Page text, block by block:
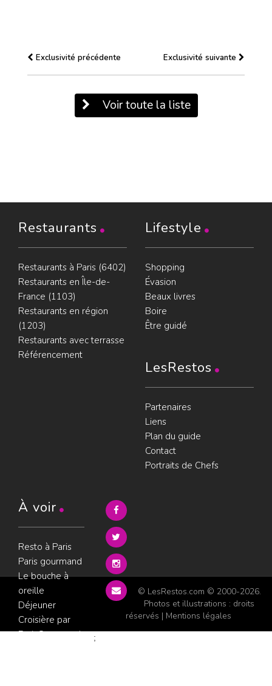
Exclusivité précédente Exclusivité suivante
Voir toute la liste
Restaurants
Restaurants à Paris (6402)
Restaurants en Île-de-
France (1103)
Restaurants en région
(1203)
Restaurants avec terrasse
Référencement
Lifestyle
Shopping
Évasion
Beaux livres
Boire
Être guidé
LesRestos
Partenaires
Liens
Plan du guide
Contact
Portraits de Chefs
À voir
Resto à Paris
Paris gourmand
Le bouche à
oreille
Déjeuner
Croisière par
ParisGourmand
© LesRestos.com © 2000-2026.
Photos et illustrations : droits
réservés | Mentions légales
;